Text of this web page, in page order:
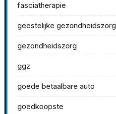
fasciatherapie
geestelijke gezondheidszorg
gezondheidszorg
ggz
goede betaalbare auto
goedkoopste